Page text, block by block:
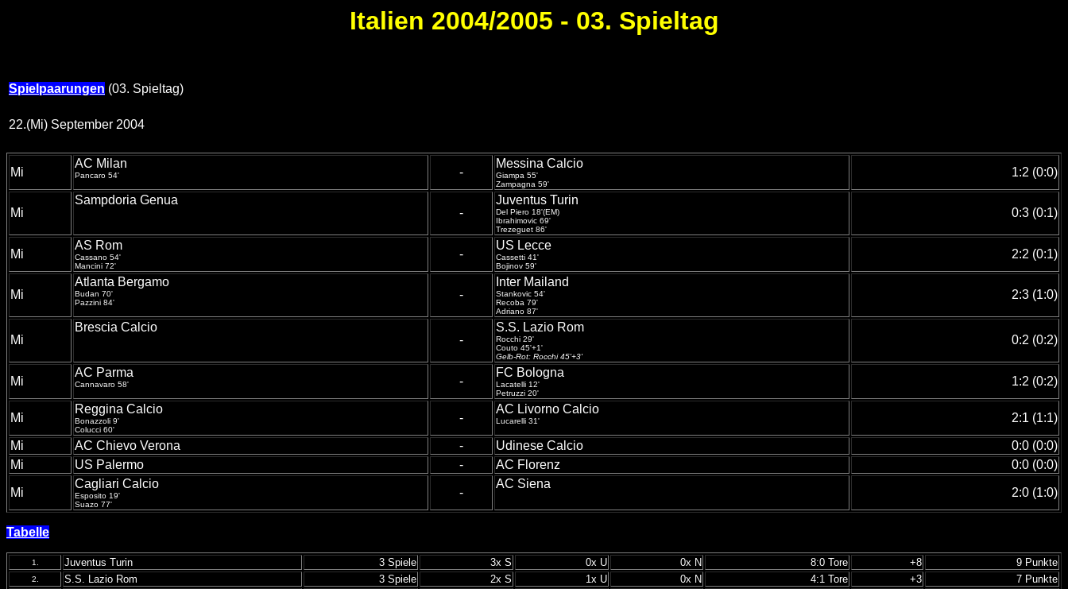
Italien 2004/2005 - 03. Spieltag
Spielpaarungen (03. Spieltag)
22.(Mi) September 2004
Mi
AC Milan
Pancaro 54' -
Messina Calcio
Giampa 55'
Zampagna 59'
1:2 (0:0)
Mi
Sampdoria Genua
-
Juventus Turin
Del Piero 18'(EM)
Ibrahimovic 69'
Trezeguet 86'
0:3 (0:1)
Mi
AS Rom
Cassano 54'
Mancini 72'
-
US Lecce
Cassetti 41'
Bojinov 59'
2:2 (0:1)
Mi
Atlanta Bergamo
Budan 70'
Pazzini 84'
-
Inter Mailand
Stankovic 54'
Recoba 79'
Adriano 87'
2:3 (1:0)
Mi
Brescia Calcio
-
S.S. Lazio Rom
Rocchi 29'
Couto 45'+1'
Gelb-Rot: Rocchi 45'+3'
0:2 (0:2)
Mi
AC Parma
Cannavaro 58' -
FC Bologna
Lacatelli 12'
Petruzzi 20'
1:2 (0:2)
Mi
Reggina Calcio
Bonazzoli 9'
Colucci 60'
-
AC Livorno Calcio
Lucarelli 31' 2:1 (1:1)
Mi AC Chievo Verona - Udinese Calcio
0:0 (0:0)
Mi
US Palermo - AC Florenz 0:0 (0:0)
Mi
Cagliari Calcio
Esposito 19'
Suazo 77'
-
AC Siena
2:0 (1:0)
Tabelle
1. Juventus Turin 3 Spiele 3x S 0x U 0x N 8:0 Tore +8 9 Punkte
2. S.S. Lazio Rom 3 Spiele 2x S 1x U 0x N 4:1 Tore +3 7 Punkte